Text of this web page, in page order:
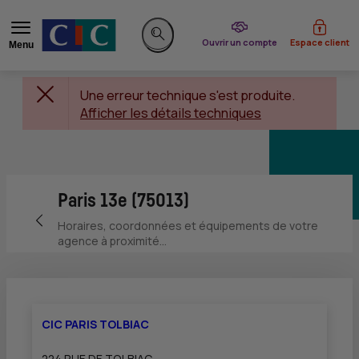
Menu
Rechercher sur le site
Ouvrir un compte
du CIC Espace client
Une erreur technique s'est produite.
Afficher les détails techniques
Retour vers la page précédente
Paris 13e (75013)
Horaires, coordonnées et équipements de votre
agence à proximité...
CIC PARIS TOLBIAC